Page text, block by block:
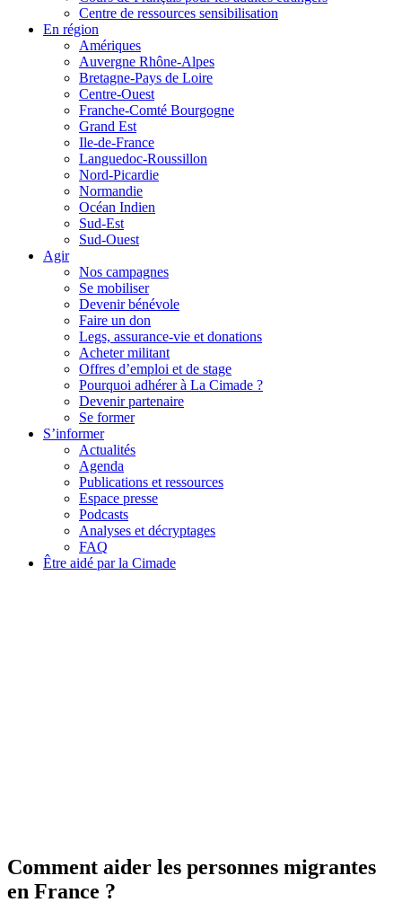
Centre de ressources sensibilisation
En région
Amériques
Auvergne Rhône-Alpes
Bretagne-Pays de Loire
Centre-Ouest
Franche-Comté Bourgogne
Grand Est
Ile-de-France
Languedoc-Roussillon
Nord-Picardie
Normandie
Océan Indien
Sud-Est
Sud-Ouest
Agir
Nos campagnes
Se mobiliser
Devenir bénévole
Faire un don
Legs, assurance-vie et donations
Acheter militant
Offres d’emploi et de stage
Pourquoi adhérer à La Cimade ?
Devenir partenaire
Se former
S’informer
Actualités
Agenda
Publications et ressources
Espace presse
Podcasts
Analyses et décryptages
FAQ
Être aidé par la Cimade
Comment aider les personnes migrantes
en France ?